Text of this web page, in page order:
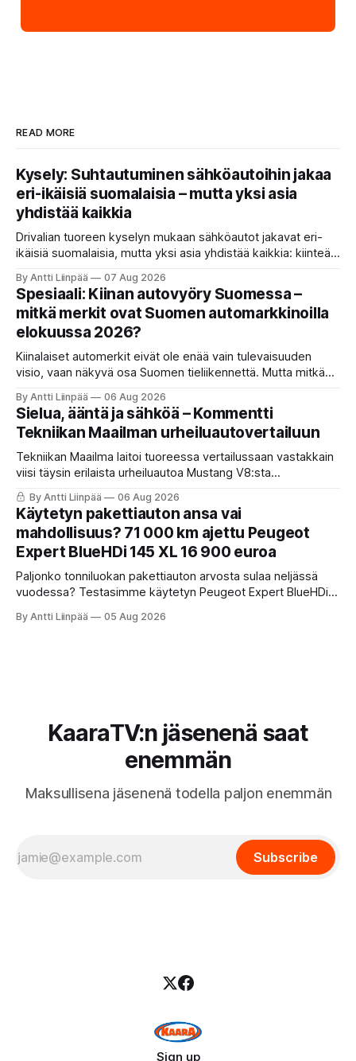
READ MORE
Kysely: Suhtautuminen sähköautoihin jakaa
eri-ikäisiä suomalaisia – mutta yksi asia
yhdistää kaikkia
Drivalian tuoreen kyselyn mukaan sähköautot jakavat eri-
ikäisiä suomalaisia, mutta yksi asia yhdistää kaikkia: kiinteät
valittaessa.
By Antti Liinpää 07 Aug 2026
Spesiaali: Kiinan autovyöry Suomessa –
mitkä merkit ovat Suomen automarkkinoilla
elokuussa 2026?
Kiinalaiset automerkit eivät ole enää vain tulevaisuuden
visio, vaan näkyvä osa Suomen tieliikennettä. Mutta mitkä
pakettiautoihin ja mitä syksyn 2026 uutuuksilta sopii
odottaa? Katso kattava katsaus maamme tarjontaan ja
ostajan tärkeimpiin vinkkeihin!
By Antti Liinpää 06 Aug 2026
Sielua, ääntä ja sähköä – Kommentti
Tekniikan Maailman urheiluautovertailuun
Tekniikan Maailma laitoi tuoreessa vertailussaan vastakkain
viisi täysin erilaista urheiluautoa Mustang V8:sta
käteen ja pani autot omaan paremmuusjärjestykseen
fiiliksen, käytettävyyden ja hinta-laatusuhteen perusteella.
By Antti Liinpää 06 Aug 2026
Käytetyn pakettiauton ansa vai
mahdollisuus? 71 000 km ajettu Peugeot
Expert BlueHDi 145 XL 16 900 euroa
Paljonko tonniluokan pakettiauton arvosta sulaa neljässä
vuodessa? Testasimme käytetyn Peugeot Expert BlueHDi
16 900 €. Perkaamme auton taustat, varusteet, ajo-
By Antti Liinpää 05 Aug 2026
KaaraTV:n jäsenenä saat
enemmän
Maksullisena jäsenenä todella paljon enemmän
Subscribe
Sign up